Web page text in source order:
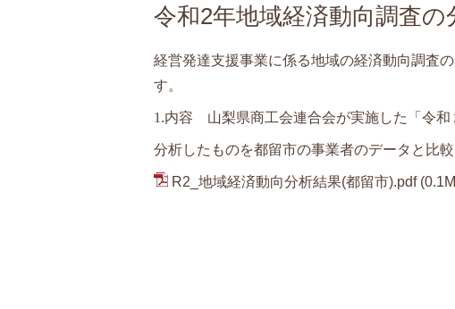
令和2年地域経済動向調査の
経営発達支援事業に係る地域の経済動向調査
す。
1.内容 山梨県商工会連合会が実施した「令和
分析したものを都留市の事業者のデータと比
R2_地域経済動向分析結果(都留市).pdf